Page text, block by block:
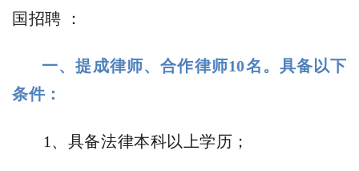
国招聘 ：
一、提成律师、合作律师10名。具备以下
条件：
1、具备法律本科以上学历；